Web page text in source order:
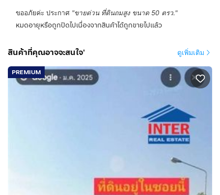
ขออภัยค่ะ ประกาศ "ขายด่วน ที่ดินถมสูง ขนาด 50 ตรว."
หมดอายุหรือถูกปิดไปเนื่องจากสินค้าได้ถูกขายไปแล้ว
สินค้าที่คุณอาจจะสนใจ' ดูเพิ่มเติม
PREMIUM